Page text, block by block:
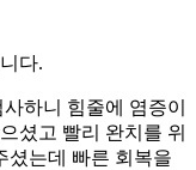
다.
하니 힘줄에 염증이
셨고 빨리 완치를 위
셨는데 빠른 회복을